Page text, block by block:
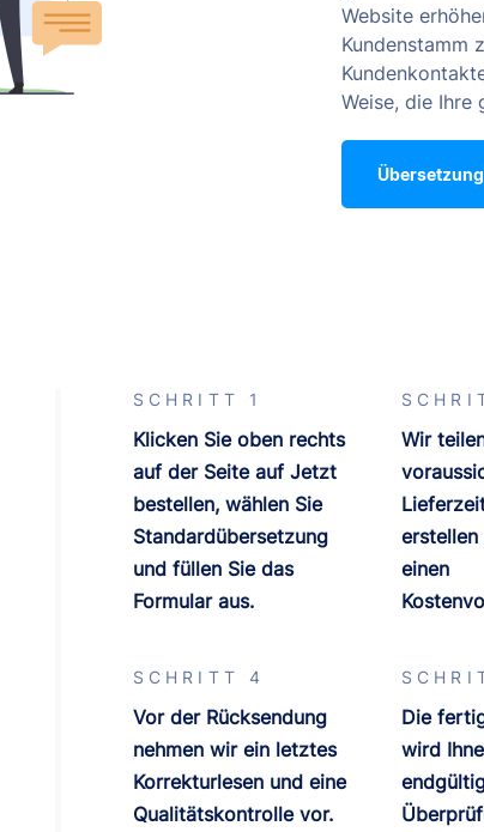
Website
Kundenstamm
Weise, die Ihre
SCHRITT 1
Klicken Sie oben rechts
auf der Seite auf Jetzt
bestellen, wählen Sie
Standardübersetzung
und füllen Sie das
Formular aus.
Wir
erstellen
einen
SCHRITT 4
Vor der Rücksendung
nehmen wir ein letztes
Korrekturlesen und eine
Qualitätskontrolle vor.
Die
wird